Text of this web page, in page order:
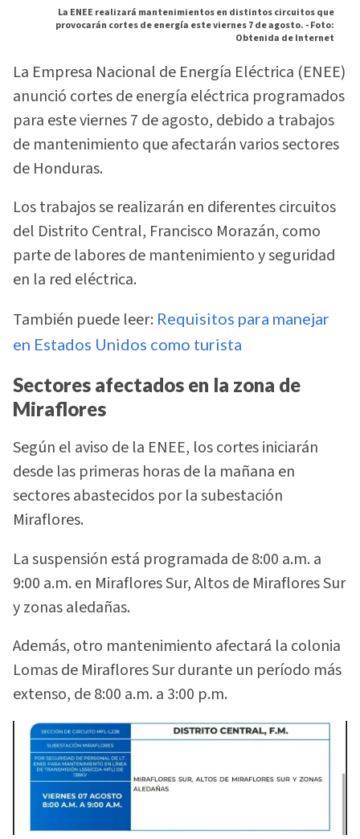
La ENEE realizará mantenimientos en distintos circuitos que
provocarán cortes de energía este viernes 7 de agosto. -Foto:
Obtenida de Internet
La Empresa Nacional de Energía Eléctrica (ENEE)
anunció cortes de energía eléctrica programados
para este viernes 7 de agosto, debido a trabajos
de mantenimiento que afectarán varios sectores
de Honduras.
Los trabajos se realizarán en diferentes circuitos
del Distrito Central, Francisco Morazán, como
parte de labores de mantenimiento y seguridad
en la red eléctrica.
También puede leer: Requisitos para manejar
en Estados Unidos como turista
Sectores afectados en la zona de
Miraflores
Según el aviso de la ENEE, los cortes iniciarán
desde las primeras horas de la mañana en
sectores abastecidos por la subestación
Miraflores.
La suspensión está programada de 8:00 a.m. a
9:00 a.m. en Miraflores Sur, Altos de Miraflores Sur
y zonas aledañas.
Además, otro mantenimiento afectará la colonia
Lomas de Miraflores Sur durante un período más
extenso, de 8:00 a.m. a 3:00 p.m.